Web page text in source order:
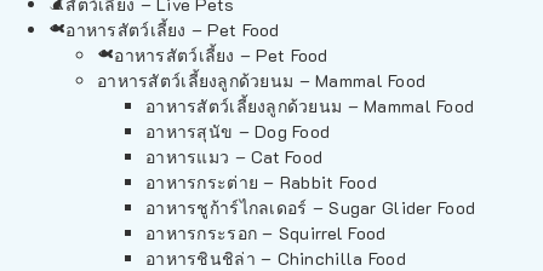
อาหารสัตว์เลี้ยง – Pet Food
อาหารสัตว์เลี้ยง – Pet Food
อาหารสัตว์เลี้ยงลูกด้วยนม – Mammal Food
อาหารสัตว์เลี้ยงลูกด้วยนม – Mammal Food
อาหารสุนัข – Dog Food
อาหารแมว – Cat Food
อาหารกระต่าย – Rabbit Food
อาหารชูก้าร์ไกลเดอร์ – Sugar Glider Food
อาหารกระรอก – Squirrel Food
อาหารชินชิล่า – Chinchilla Food